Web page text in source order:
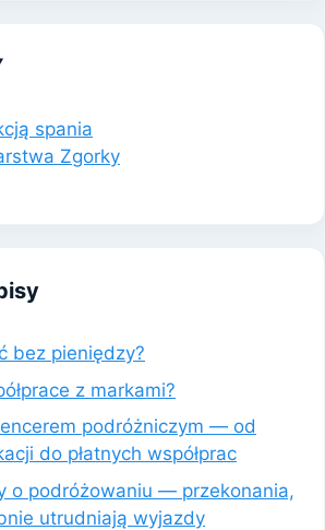
spania
Zgorky
bez pieniędzy?
z markami?
podróżniczym — od
do płatnych współprac
o podróżowaniu — przekonania,
utrudniają wyjazdy